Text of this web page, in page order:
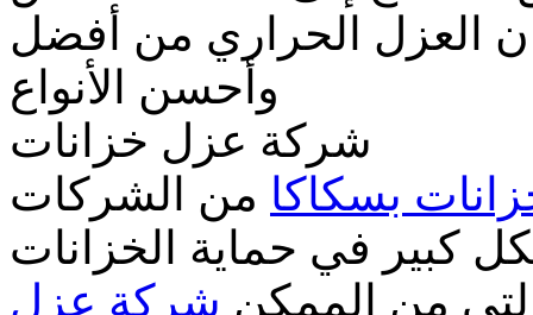
العزل الحراري من أفضل
وأحسن الأنواع
شركة عزل خزانات
بسكاكا من الشركات
كبير في حماية الخزانات
من الممكن شركة عزل